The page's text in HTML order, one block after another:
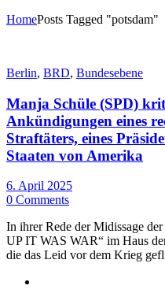
HomePosts Tagged "potsdam"
Berlin, BRD, Bundesebene
Manja Schüle (SPD)
Ankündigungen eines
Straftäters, eines
Staaten von Amerika
6. April 2025
0 Comments
In ihrer Rede der Midissage
UP IT WAS WAR“ im Haus
die das Leid vor dem Krieg